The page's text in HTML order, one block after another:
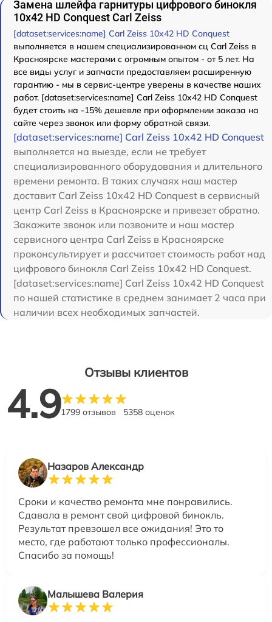
Замена шлейфа гарнитуры цифрового бинокля
10x42 HD Conquest Carl Zeiss
[dataset:services:name] Carl Zeiss 10x42 HD Conquest
выполняется в нашем специализированном сц Carl Zeiss в
Красноярске мастерами с огромным опытом - от 5 лет. На
все виды услуг и запчасти предоставляем расширенную
гарантию - мы в сервис-центре уверены в качестве наших
работ. [dataset:services:name] Carl Zeiss 10x42 HD Conquest
будет стоить на -15% дешевле при оформлении заказа на
сайте через звонок или форму обратной связи.
[dataset:services:name] Carl Zeiss 10x42 HD Conquest
выполняется на выезде, если не требует
специализированного оборудования и длительного
времени ремонта. В таких случаях наш мастер
доставит Carl Zeiss 10x42 HD Conquest в сервисный
центр Carl Zeiss в Красноярске и привезет обратно.
Закажите звонок или позвоните и наш мастер
сервисного центра Carl Zeiss в Красноярске
проконсультирует и рассчитает стоимость работ над
цифрового бинокля Carl Zeiss 10x42 HD Conquest.
[dataset:services:name] Carl Zeiss 10x42 HD Conquest
по нашей статистике в среднем занимает 2 часа при
наличии всех необходимых запчастей.
Отзывы клиентов
4.91799 отзывов 5358 оценок
Назаров Александр
Сроки и качество ремонта мне понравились.
Сдавала в ремонт свой цифровой бинокль.
Результат превзошел все ожидания! Это то
место, где работают только профессионалы.
Спасибо за помощь!
Малышева Валерия